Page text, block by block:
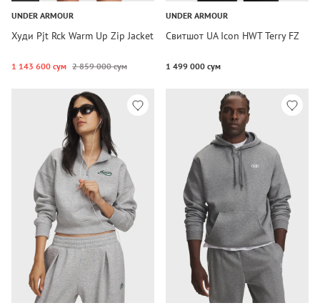
UNDER ARMOUR
Худи Pjt Rck Warm Up Zip Jacket
1 143 600 сум 2 859 000 сум
UNDER ARMOUR
Свитшот UA Icon HWT Terry FZ
1 499 000 сум